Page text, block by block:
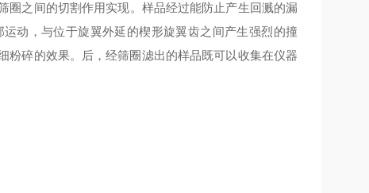
圈之间的切割作用实现。样品经过能防止产生回溅的漏
动，与位于旋翼外延的楔形旋翼齿之间产生强烈的撞
粉碎的效果。后，经筛圈滤出的样品既可以收集在仪器